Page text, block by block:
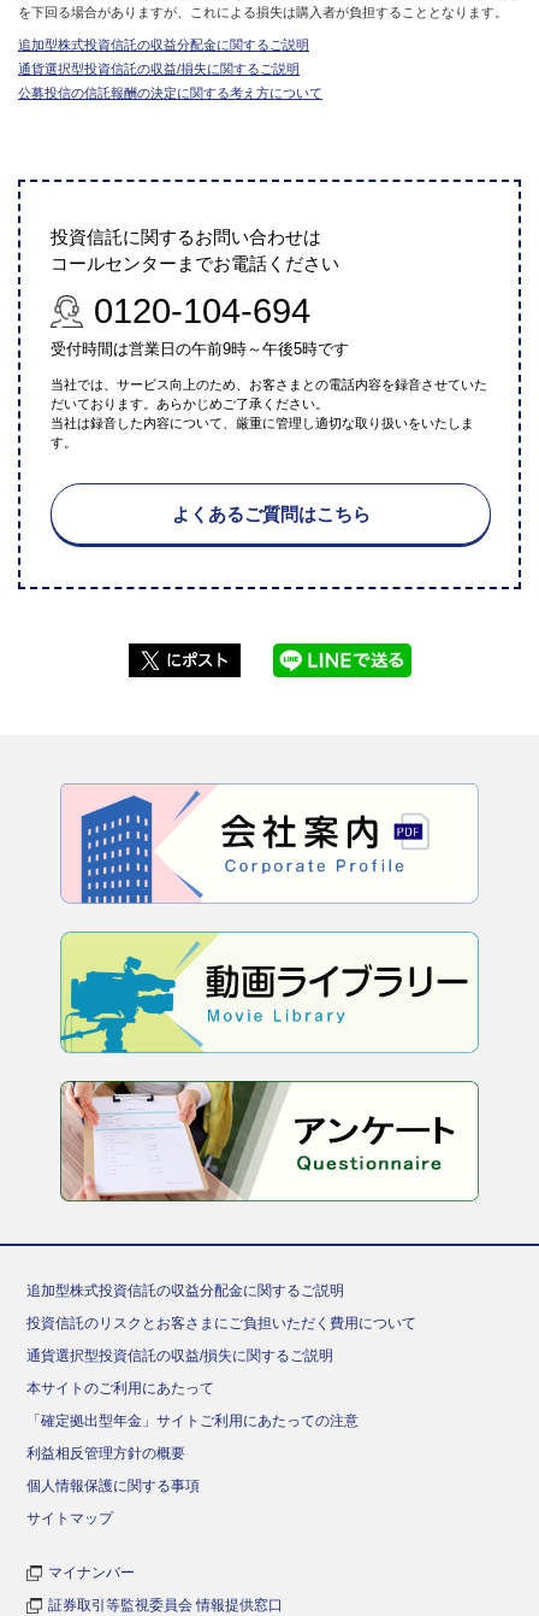
を下回る場合がありますが、これによる損失は購入者が負担することとなります。
追加型株式投資信託の収益分配金に関するご説明
通貨選択型投資信託の収益/損失に関するご説明
公募投信の信託報酬の決定に関する考え方について
投資信託に関するお問い合わせは
コールセンターまでお電話ください
0120-104-694
受付時間は営業日の午前9時～午後5時です
当社では、サービス向上のため、お客さまとの電話内容を録音させていた
だいております。あらかじめご了承ください。
当社は録音した内容について、厳重に管理し適切な取り扱いをいたしま
す。
よくあるご質問はこちら
追加型株式投資信託の収益分配金に関するご説明
投資信託のリスクとお客さまにご負担いただく費用について
通貨選択型投資信託の収益/損失に関するご説明
本サイトのご利用にあたって
「確定拠出型年金」サイトご利用にあたっての注意
利益相反管理方針の概要
個人情報保護に関する事項
サイトマップ
マイナンバー
証券取引等監視委員会 情報提供窓口